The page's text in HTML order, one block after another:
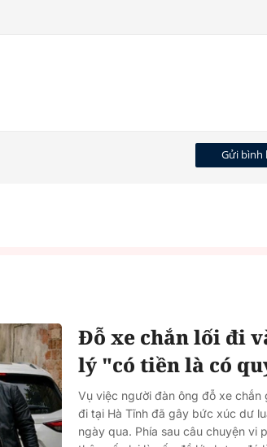
Gửi bình
Đỗ xe chắn lối đi
lý "có tiền là có
Vụ việc người đàn ông đỗ xe chắn
đi tại Hà Tĩnh đã gây bức xúc dư
ngày qua. Phía sau câu chuyện vi